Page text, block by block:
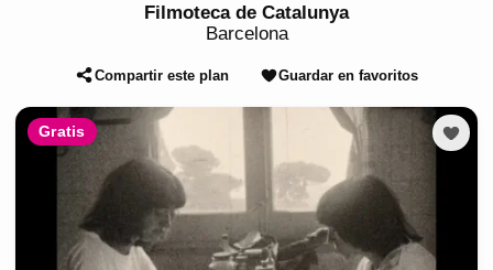
Filmoteca de Catalunya
Barcelona
Compartir este plan Guardar en favoritos
Gratis